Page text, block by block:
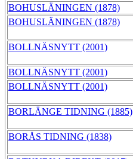
BOHUSLÄNINGEN (1878)
BOHUSLÄNINGEN (1878)
BOLLNÄSNYTT (2001)
BOLLNÄSNYTT (2001)
BOLLNÄSNYTT (2001)
BORLÄNGE TIDNING (1885)
BORÅS TIDNING (1838)